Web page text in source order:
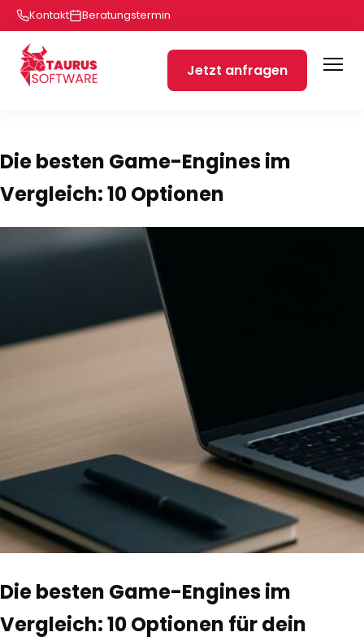
Kontakt Beratungstermin
Jetzt anfragen
Die besten Game-Engines im
Vergleich: 10 Optionen
Die besten Game-Engines im
Vergleich: 10 Optionen für dein